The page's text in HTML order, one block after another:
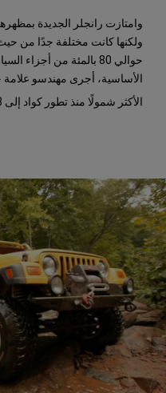
ولكنها كانت مختلفة جدًا من
حوالي 80 بالمئة من
الأساسية، أجرى مهندسو
الأكثر شمولًا منذ تطور كواد إلى MB.